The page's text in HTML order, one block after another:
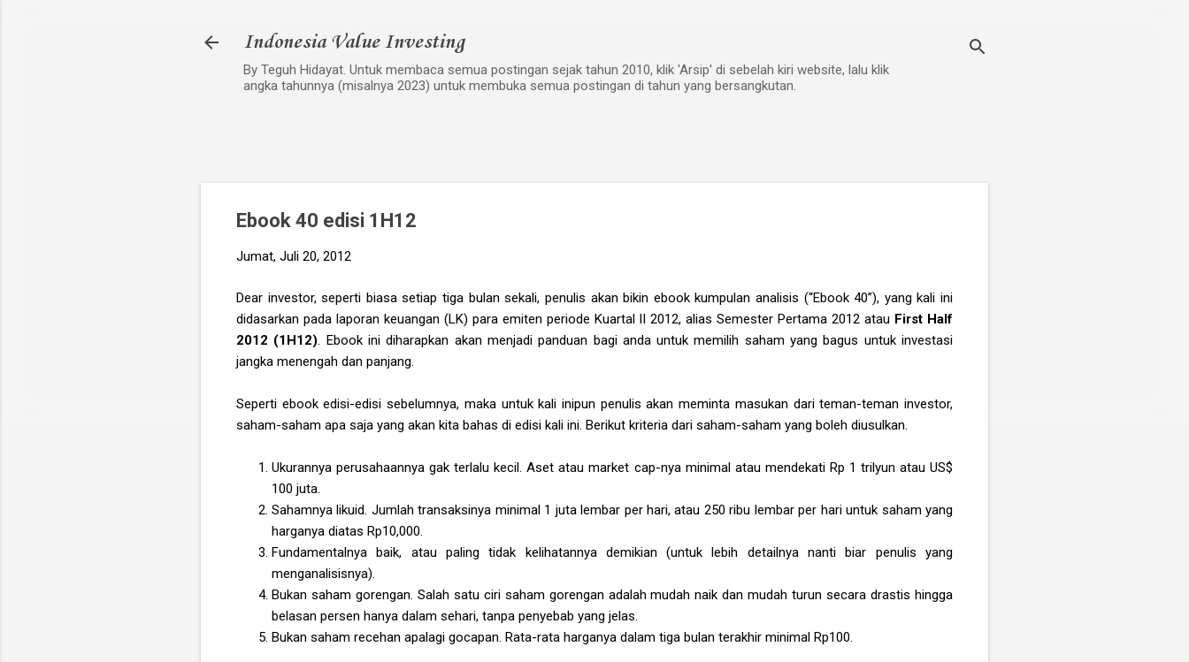
Indonesia Value Investing
By Teguh Hidayat. Untuk membaca semua postingan sejak tahun 2010, klik 'Arsip' di sebelah kiri website, lalu klik
angka tahunnya (misalnya 2023) untuk membuka semua postingan di tahun yang bersangkutan.
Ebook 40 edisi 1H12
Jumat, Juli 20, 2012
Dear investor, seperti biasa setiap tiga bulan sekali, penulis akan bikin ebook kumpulan analisis (“Ebook 40”), yang kali ini
didasarkan pada laporan keuangan (LK) para emiten periode Kuartal II 2012, alias Semester Pertama 2012 atau First Half
2012 (1H12) . Ebook ini diharapkan akan menjadi panduan bagi anda untuk memilih saham yang bagus untuk investasi
jangka menengah dan panjang.
Seperti ebook edisi-edisi sebelumnya, maka untuk kali inipun penulis akan meminta masukan dari teman-teman investor,
saham-saham apa saja yang akan kita bahas di edisi kali ini. Berikut kriteria dari saham-saham yang boleh diusulkan.
Ukurannya perusahaannya gak terlalu kecil. Aset atau market cap-nya minimal atau mendekati Rp 1 trilyun atau US$
100 juta.
Sahamnya likuid. Jumlah transaksinya minimal 1 juta lembar per hari, atau 250 ribu lembar per hari untuk saham yang
harganya diatas Rp10,000.
Fundamentalnya baik, atau paling tidak kelihatannya demikian (untuk lebih detailnya nanti biar penulis yang
menganalisisnya).
Bukan saham gorengan. Salah satu ciri saham gorengan adalah mudah naik dan mudah turun secara drastis hingga
belasan persen hanya dalam sehari, tanpa penyebab yang jelas.
Bukan saham recehan apalagi gocapan. Rata-rata harganya dalam tiga bulan terakhir minimal Rp100.